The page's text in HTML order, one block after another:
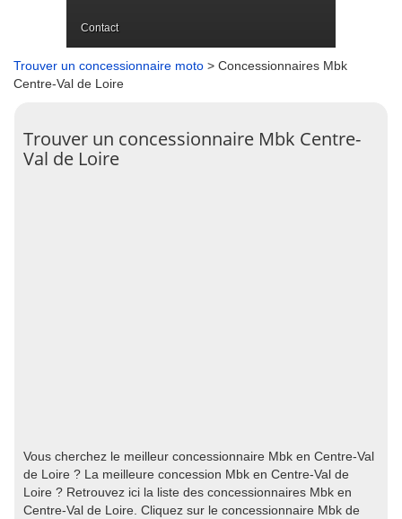
Contact
Trouver un concessionnaire moto > Concessionnaires Mbk
Centre-Val de Loire
Trouver un concessionnaire Mbk Centre-
Val de Loire
Vous cherchez le meilleur concessionnaire Mbk en Centre-Val
de Loire ? La meilleure concession Mbk en Centre-Val de
Loire ? Retrouvez ici la liste des concessionnaires Mbk en
Centre-Val de Loire. Cliquez sur le concessionnaire Mbk de